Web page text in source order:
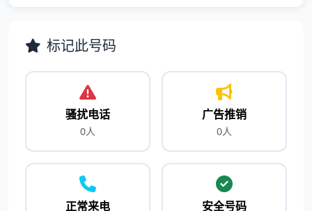
标记此号码
骚扰电话
0人
广告推销
0人
正常来电 安全号码